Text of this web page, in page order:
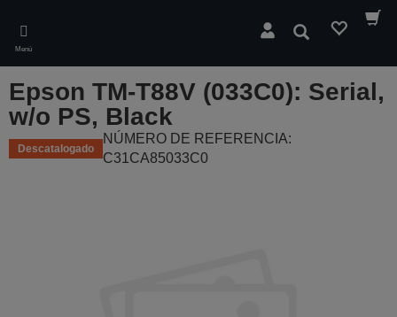
main
content
Menú
Buscar
Epson TM-T88V (033C0): Serial,
w/o PS, Black
Descatalogado
NÚMERO DE REFERENCIA:
C31CA85033C0